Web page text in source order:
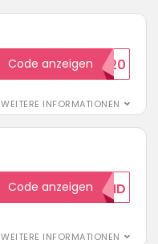
WEITERE INFORMATIONEN
Code anzeigen
WELCOME20
WEITERE INFORMATIONEN
Code anzeigen
GRATISVERSAND